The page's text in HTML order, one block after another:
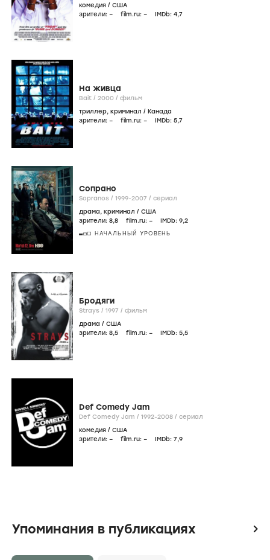
комедия / США
зрители: – film.ru: – IMDb: 4,7
На живца
Bait / 2000 / фильм
триллер, криминал / Канада
зрители: – film.ru: – IMDb: 5,7
Сопрано
Sopranos / 1999-2007 / сериал
драма, криминал / США
зрители: 8,8 film.ru: – IMDb: 9,2
НАЧАЛЬНЫЙ УРОВЕНЬ
Бродяги
Strays / 1997 / фильм
драма / США
зрители: 8,5 film.ru: – IMDb: 5,5
Def Comedy Jam
Def Comedy Jam / 1992-2008 / сериал
комедия / США
зрители: – film.ru: – IMDb: 7,9
Упоминания в публикациях icon